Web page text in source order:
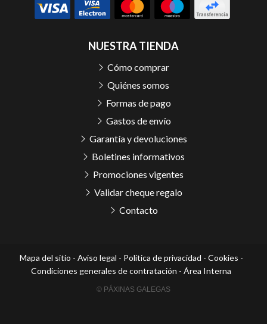
NUESTRA TIENDA
Cómo comprar
Quiénes somos
Formas de pago
Gastos de envío
Garantía y devoluciones
Boletines informativos
Promociones vigentes
Validar cheque regalo
Contacto
Mapa del sitio - Aviso legal - Política de privacidad - Cookies -
Condiciones generales de contratación - Área Interna
© PÁXINAS GALEGAS